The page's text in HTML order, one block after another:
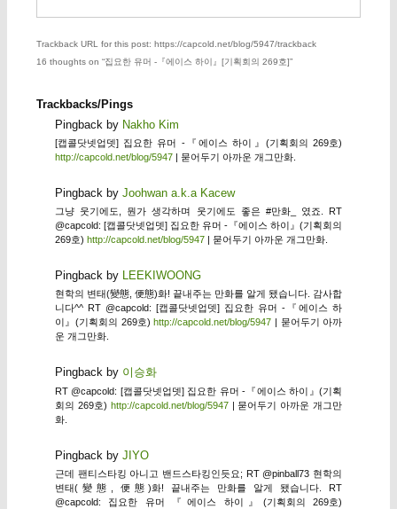
Trackback URL for this post: https://capcold.net/blog/5947/trackback
16 thoughts on “집요한 유머 -『에이스 하이』[기획회의 269호]”
Trackbacks/Pings
Pingback by Nakho Kim
[캡콜닷넷업뎃] 집요한 유머 -『에이스 하이』(기획회의 269호)
http://capcold.net/blog/5947| 묻어두기 아까운 개그만화.
Pingback by Joohwan a.k.a Kacew
그냥 웃기에도, 뭔가 생각하며 웃기에도 좋은 #만화_ 였죠. RT
@capcold: [캡콜닷넷업뎃] 집요한 유머 -『에이스 하이』(기획회의
269호) http://capcold.net/blog/5947| 묻어두기 아까운 개그만화.
Pingback by LEEKIWOONG
현학의 변태(變態, 便態)화! 끝내주는 만화를 알게 됐습니다. 감사합
니다^^ RT @capcold: [캡콜닷넷업뎃] 집요한 유머 -『에이스 하
이』(기획회의 269호) http://capcold.net/blog/5947 | 묻어두기 아까
운 개그만화.
Pingback by 이승화
RT @capcold: [캡콜닷넷업뎃] 집요한 유머 -『에이스 하이』(기획
회의 269호) http://capcold.net/blog/5947| 묻어두기 아까운 개그만
화.
Pingback by JIYO
근데 팬티스타킹 아니고 밴드스타킹인듯요; RT @pinball73 현학의
변태(變態, 便態)화! 끝내주는 만화를 알게 됐습니다. RT
@capcold: 집요한 유머 『에이스 하이』(기획회의 269호)